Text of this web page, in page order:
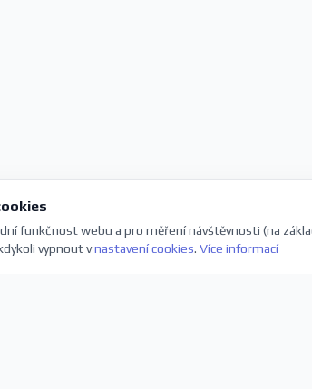
funkčnost webu a pro měření návštěvnosti (na
vypnout vnastavení cookies. Více informací